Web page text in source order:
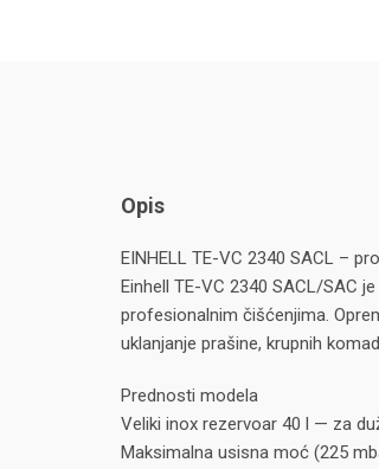
Opis
EINHELL TE-VC 2340 SACL –
Einhell TE-VC 2340 SACL/SAC
profesionalnim čišćenjima.
uklanjanje prašine, krupnih
Prednosti modela
Veliki inox rezervoar 40 l — za
Maksimalna usisna moć (225